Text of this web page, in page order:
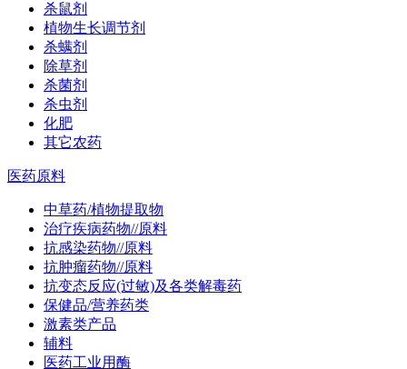
杀鼠剂
植物生长调节剂
杀螨剂
除草剂
杀菌剂
杀虫剂
化肥
其它农药
医药原料
中草药/植物提取物
治疗疾病药物//原料
抗感染药物//原料
抗肿瘤药物//原料
抗变态反应(过敏)及各类解毒药
保健品/营养药类
激素类产品
辅料
医药工业用酶